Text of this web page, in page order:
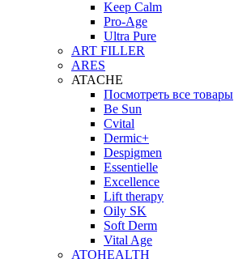
Keep Calm
Pro‑Age
Ultra Pure
ART FILLER
ARES
ATACHE
Посмотреть все товары
Be Sun
Cvital
Dermic+
Despigmen
Essentielle
Excellence
Lift therapy
Oily SK
Soft Derm
Vital Age
ATOHEALTH